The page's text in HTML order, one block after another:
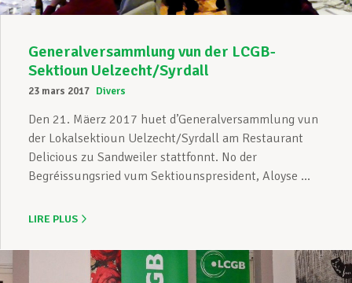
Devenir Membre
Actualités
Generalversammlung vun der LCGB-
Sektioun Uelzecht/Syrdall
23 mars 2017 Divers
Den 21. Mäerz 2017 huet d’Generalversammlung vun
der Lokalsektioun Uelzecht/Syrdall am Restaurant
Delicious zu Sandweiler stattfonnt. No der
Begréissungsried vum Sektiounspresident, Aloyse ...
LIRE PLUS